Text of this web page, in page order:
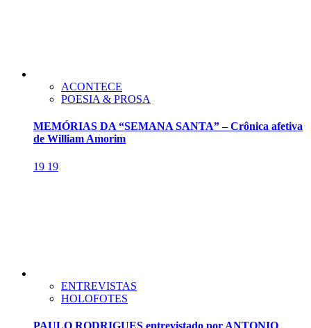
ACONTECE
POESIA & PROSA
MEMÓRIAS DA “SEMANA SANTA” – Crônica afetiva
de William Amorim
19 19
ENTREVISTAS
HOLOFOTES
PAULO RODRIGUES entrevistado por ANTONIO